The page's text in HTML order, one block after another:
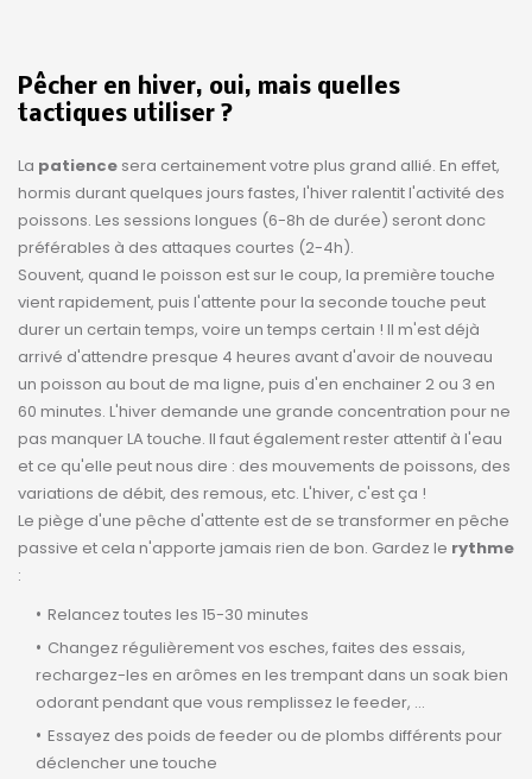
Pêcher en hiver, oui, mais quelles
tactiques utiliser ?
La patience sera certainement votre plus grand allié. En effet,
hormis durant quelques jours fastes, l'hiver ralentit l'activité des
poissons. Les sessions longues (6-8h de durée) seront donc
préférables à des attaques courtes (2-4h).
Souvent, quand le poisson est sur le coup, la première touche
vient rapidement, puis l'attente pour la seconde touche peut
durer un certain temps, voire un temps certain ! Il m'est déjà
arrivé d'attendre presque 4 heures avant d'avoir de nouveau
un poisson au bout de ma ligne, puis d'en enchainer 2 ou 3 en
60 minutes. L'hiver demande une grande concentration pour ne
pas manquer LA touche. Il faut également rester attentif à l'eau
et ce qu'elle peut nous dire : des mouvements de poissons, des
variations de débit, des remous, etc. L'hiver, c'est ça !
Le piège d'une pêche d'attente est de se transformer en pêche
passive et cela n'apporte jamais rien de bon. Gardez le rythme
:
Relancez toutes les 15-30 minutes
Changez régulièrement vos esches, faites des essais,
rechargez-les en arômes en les trempant dans un soak bien
odorant pendant que vous remplissez le feeder, ...
Essayez des poids de feeder ou de plombs différents pour
déclencher une touche